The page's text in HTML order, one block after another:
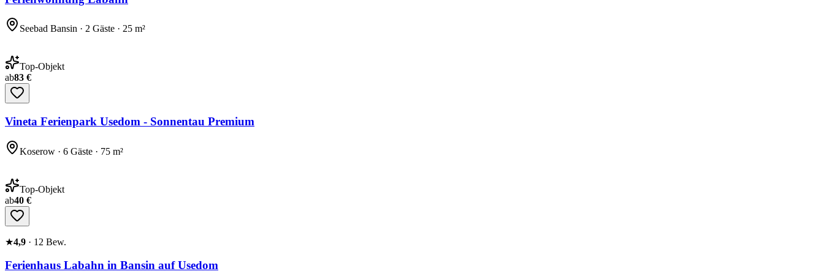
Seebad Bansin · 2 Gäste · 25 m²
Top-Objekt
ab83 €
Vineta Ferienpark Usedom - Sonnentau Premium
Koserow · 6 Gäste · 75 m²
Top-Objekt
ab40 €
★4,9 · 12 Bew.
Ferienhaus Labahn in Bansin auf Usedom